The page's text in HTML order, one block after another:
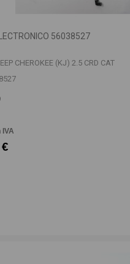
56038527
CHEROKEE (KJ) 2.5 CRD CAT
IVA